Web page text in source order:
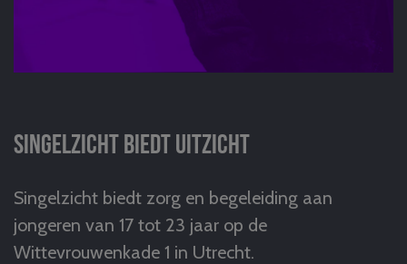
Singelzicht biedt uitzicht
Singelzicht biedt zorg en begeleiding aan
jongeren van 17 tot 23 jaar op de
Wittevrouwenkade 1 in Utrecht.